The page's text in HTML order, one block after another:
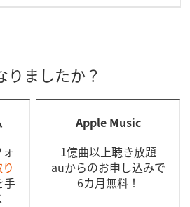
りましたか？
手
Apple Music
1億曲以上聴き放題
auからのお申し込みで
6カ月無料！